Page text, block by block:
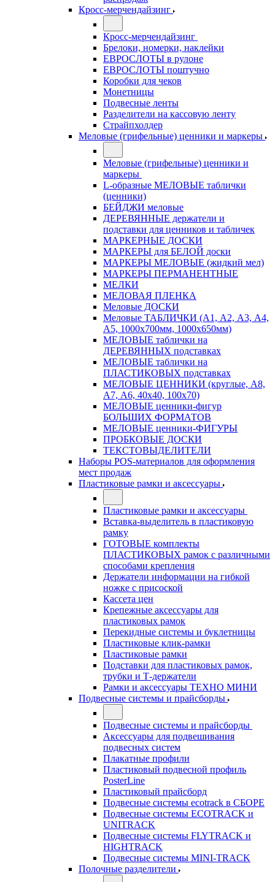
Кросс-мерчендайзинг
Кросс-мерчендайзинг
Брелоки, номерки, наклейки
ЕВРОСЛОТЫ в рулоне
ЕВРОСЛОТЫ поштучно
Коробки для чеков
Монетницы
Подвесные ленты
Разделители на кассовую ленту
Страйпхолдер
Меловые (грифельные) ценники и маркеры
Меловые (грифельные) ценники и
маркеры
L-образные МЕЛОВЫЕ таблички
(ценники)
БЕЙДЖИ меловые
ДЕРЕВЯННЫЕ держатели и
подставки для ценников и табличек
МАРКЕРНЫЕ ДОСКИ
МАРКЕРЫ для БЕЛОЙ доски
МАРКЕРЫ МЕЛОВЫЕ (жидкий мел)
МАРКЕРЫ ПЕРМАНЕНТНЫЕ
МЕЛКИ
МЕЛОВАЯ ПЛЕНКА
Меловые ДОСКИ
Меловые ТАБЛИЧКИ (А1, А2, А3, А4,
А5, 1000х700мм, 1000х650мм)
МЕЛОВЫЕ таблички на
ДЕРЕВЯННЫХ подставках
МЕЛОВЫЕ таблички на
ПЛАСТИКОВЫХ подставках
МЕЛОВЫЕ ЦЕННИКИ (круглые, А8,
А7, А6, 40х40, 100х70)
МЕЛОВЫЕ ценники-фигур
БОЛЬШИХ ФОРМАТОВ
МЕЛОВЫЕ ценники-ФИГУРЫ
ПРОБКОВЫЕ ДОСКИ
ТЕКСТОВЫДЕЛИТЕЛИ
Наборы POS-материалов для оформления
мест продаж
Пластиковые рамки и аксессуары
Пластиковые рамки и аксессуары
Вставка-выделитель в пластиковую
рамку
ГОТОВЫЕ комплекты
ПЛАСТИКОВЫХ рамок с различными
способами крепления
Держатели информации на гибкой
ножке с присоской
Кассета цен
Крепежные аксессуары для
пластиковых рамок
Перекидные системы и буклетницы
Пластиковые клик-рамки
Пластиковые рамки
Подставки для пластиковых рамок,
трубки и Т-держатели
Рамки и аксессуары ТЕХНО МИНИ
Подвесные системы и прайсборды
Подвесные системы и прайсборды
Аксессуары для подвешивания
подвесных систем
Плакатные профили
Пластиковый подвесной профиль
PosterLine
Пластиковый прайсборд
Подвесные системы ecotrack в СБОРЕ
Подвесные системы ECOTRACK и
UNITRACK
Подвесные системы FLYTRACK и
HIGHTRACK
Подвесные системы MINI-TRACK
Полочные разделители